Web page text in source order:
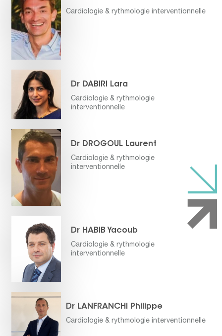
Cardiologie & rythmologie interventionnelle
Dr DABIRI Lara
Cardiologie & rythmologie
interventionnelle
Dr DROGOUL Laurent
Cardiologie & rythmologie
interventionnelle
Dr HABIB Yacoub
Cardiologie & rythmologie
interventionnelle
Dr LANFRANCHI Philippe
Cardiologie & rythmologie interventionnelle